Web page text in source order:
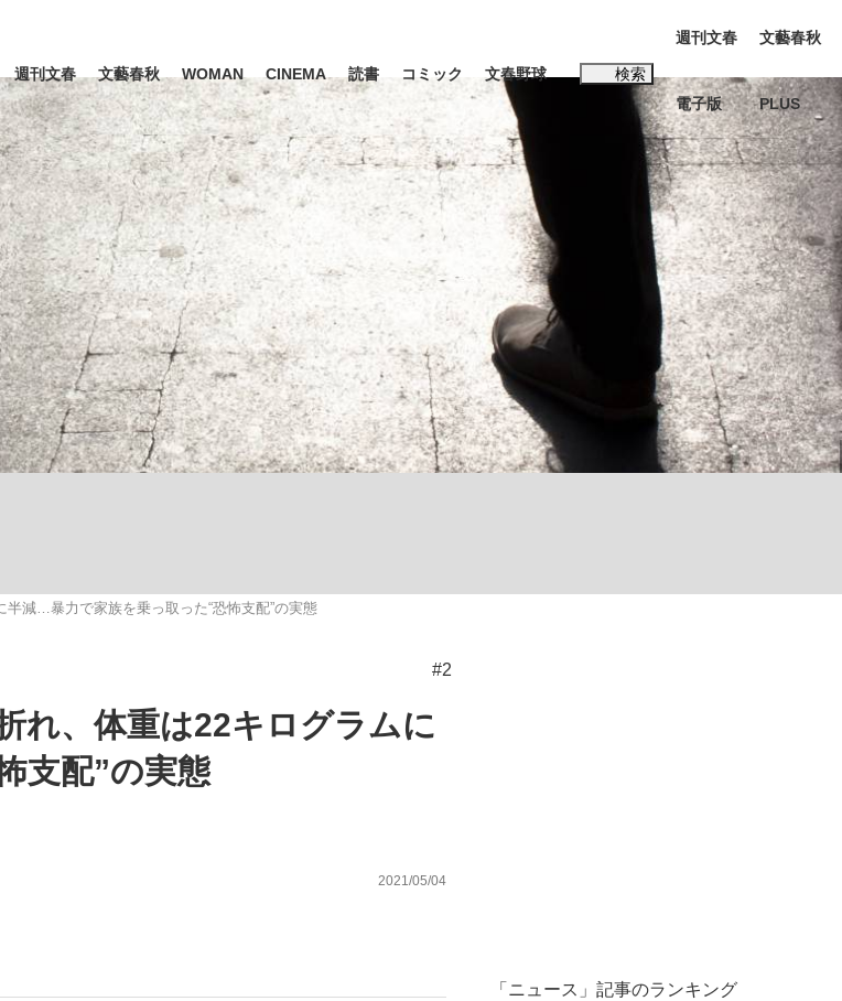
ライフ ビジネス インタビュー 読書
督に... 「最悪の空気のまま解散」WBC日本代表“敗戦”の真実 選手が明かす...
監督...
観る将棋、読む将棋
週刊文春 文藝春秋 WOMAN CINEMA 読書 コミック 文春野球 検索
キーワード入力
#後藤真希 #森岡毅 #城彰二 #内田有紀
#松田聖子
週刊文春
電子版
文藝春秋
PLUS
半減…暴力で家族を乗っ取った“恐怖支配”の実態
#2
れ、体重は22キログラムに
支配”の実態
2021/05/04
「ニュース」記事のランキング